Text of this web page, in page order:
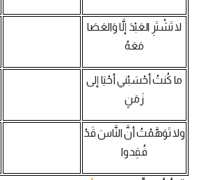
لا تَشْتَرِ العَبْدَ إلَّا وَالعَصَا
مَعَهُ
ما كُنتُ أحْسَبُني أحْيَا إلى
زَمَنٍ
ولا تَوَهَّمْتُ أنَّ النَّاسَ قَدْ
فُقِدوا